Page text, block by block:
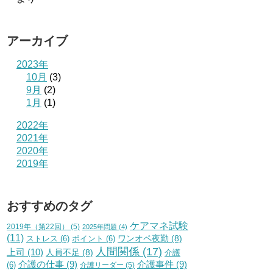
アーカイブ
2023年
10月 (3)
9月 (2)
1月 (1)
2022年
2021年
2020年
2019年
おすすめのタグ
2019年（第22回） (5) 2025年問題 (4) ケアマネ試験
(11) ストレス (6) ポイント (6) ワンオペ夜勤 (8)
上司 (10) 人員不足 (8) 人間関係 (17) 介護
(6) 介護の仕事 (9) 介護リーダー (5) 介護事件 (9)